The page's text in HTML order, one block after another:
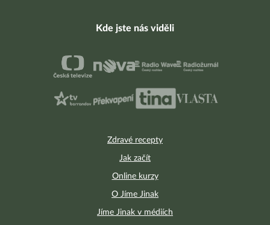
Zdravé recepty
Jak začít
Online kurzy
O Jíme Jinak
Jíme Jinak v médiích
Kde jste nás viděli